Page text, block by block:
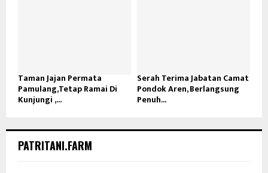
Taman Jajan Permata
Pamulang,Tetap Ramai Di
Kunjungi ,...
Serah Terima Jabatan Camat
Pondok Aren, Berlangsung
Penuh...
PATRITANI.FARM